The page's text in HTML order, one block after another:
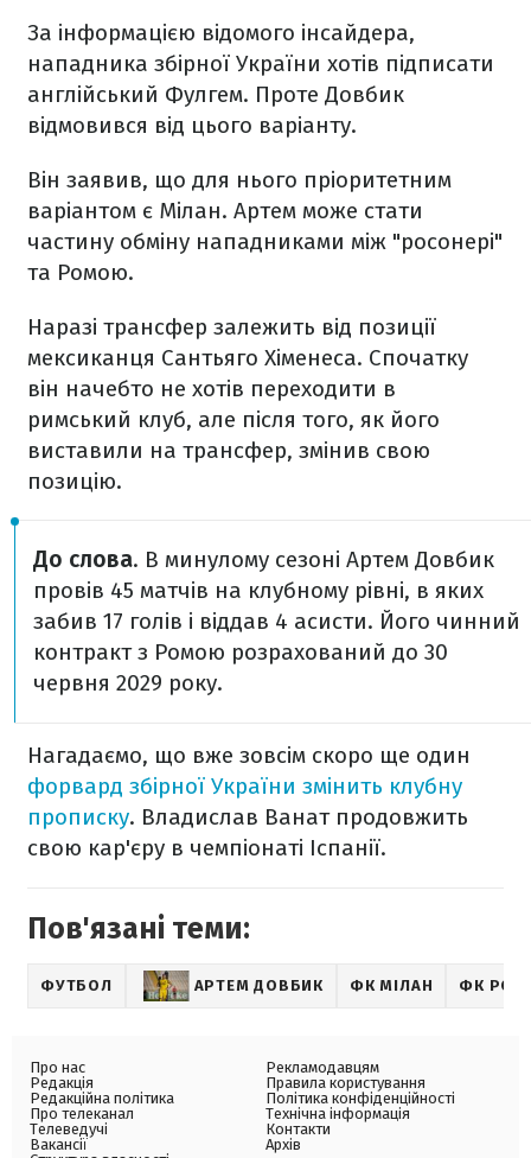
За інформацією відомого інсайдера,
нападника збірної України хотів підписати
англійський Фулгем. Проте Довбик
відмовився від цього варіанту.
Він заявив, що для нього пріоритетним
варіантом є Мілан. Артем може стати
частину обміну нападниками між "росонері"
та Ромою.
Наразі трансфер залежить від позиції
мексиканця Сантьяго Хіменеса. Спочатку
він начебто не хотів переходити в
римський клуб, але після того, як його
виставили на трансфер, змінив свою
позицію.
До слова. В минулому сезоні Артем Довбик
провів 45 матчів на клубному рівні, в яких
забив 17 голів і віддав 4 асисти. Його чинний
контракт з Ромою розрахований до 30
червня 2029 року.
Нагадаємо, що вже зовсім скоро ще один
форвард збірної України змінить клубну
прописку. Владислав Ванат продовжить
свою кар'єру в чемпіонаті Іспанії.
Пов'язані теми:
ФУТБОЛ АРТЕМ ДОВБИК ФК МІЛАН ФК
Про нас
Редакція
Редакційна політика
Про телеканал
Телеведучі
Вакансії
Рекламодавцям
Правила користування
Політика конфіденційності
Технічна інформація
Контакти
Архів